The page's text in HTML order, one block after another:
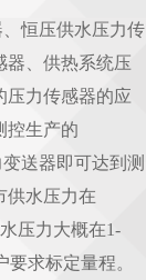
恒压供水压力传
器、供热系统压
压力传感器的应
控生产的
送器即可达到测
供水压力在
压力大概在1-
要求标定量程。